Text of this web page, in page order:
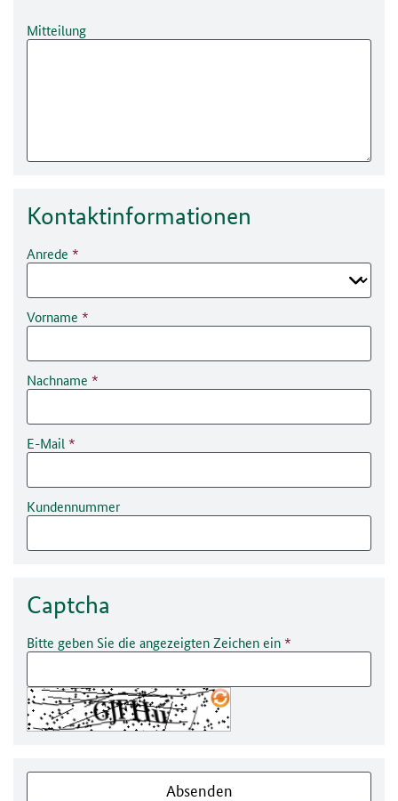
Mitteilung
Kontakt­informationen
Anrede
Vorname
Nachname
E-Mail
Kundennummer
Captcha
Bitte geben Sie die angezeigten Zeichen ein
Absenden